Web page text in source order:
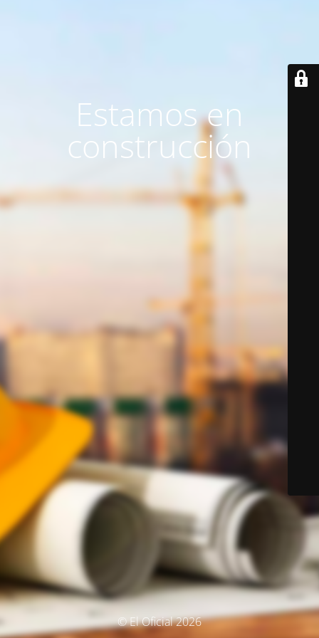
Estamos en
construcción
© El Oficial 2026